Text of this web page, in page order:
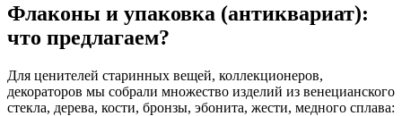
Флаконы и упаковка (антиквариат):
что предлагаем?
Для ценителей старинных вещей, коллекционеров,
декораторов мы собрали множество изделий из венецианского
стекла, дерева, кости, бронзы, эбонита, жести, медного сплава: